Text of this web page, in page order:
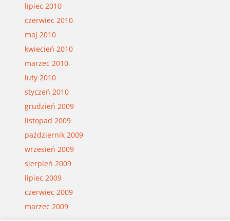
lipiec 2010
czerwiec 2010
maj 2010
kwiecień 2010
marzec 2010
luty 2010
styczeń 2010
grudzień 2009
listopad 2009
październik 2009
wrzesień 2009
sierpień 2009
lipiec 2009
czerwiec 2009
marzec 2009